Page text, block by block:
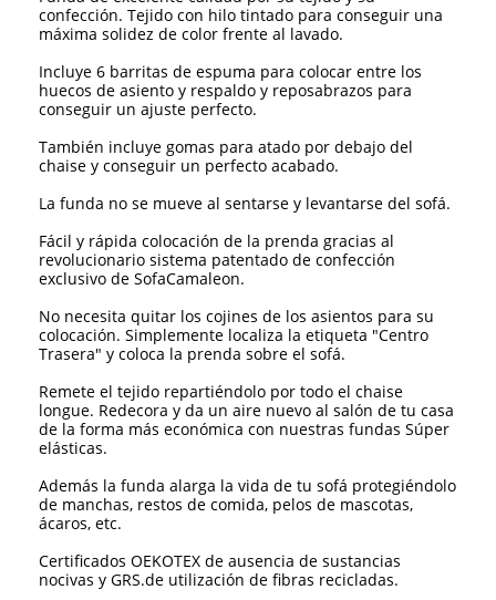
confección. Tejido con hilo tintado para conseguir una
máxima solidez de color frente al lavado.
Incluye 6 barritas de espuma para colocar entre los
huecos de asiento y respaldo y reposabrazos para
conseguir un ajuste perfecto.
También incluye gomas para atado por debajo del
chaise y conseguir un perfecto acabado.
La funda no se mueve al sentarse y levantarse del sofá.
Fácil y rápida colocación de la prenda gracias al
revolucionario sistema patentado de confección
exclusivo de SofaCamaleon.
No necesita quitar los cojines de los asientos para su
colocación. Simplemente localiza la etiqueta "Centro
Trasera" y coloca la prenda sobre el sofá.
Remete el tejido repartiéndolo por todo el chaise
longue. Redecora y da un aire nuevo al salón de tu casa
de la forma más económica con nuestras fundas Súper
elásticas.
Además la funda alarga la vida de tu sofá protegiéndolo
de manchas, restos de comida, pelos de mascotas,
ácaros, etc.
Certificados OEKOTEX de ausencia de sustancias
nocivas y GRS.de utilización de fibras recicladas.